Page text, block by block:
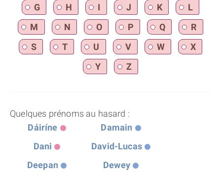
G
H I J K
L
M
N O P Q
R
S
T U V W
X
Y
Z
Quelques prénoms au hasard :
Dáiríne
Damain
Dani
David-Lucas
Deepan
Dewey